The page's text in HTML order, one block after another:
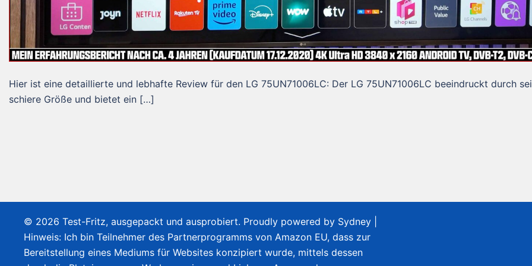
Hier ist eine detaillierte und lebhafte Review für den LG 75UN71006LC: Der LG 75UN71006LC beeindruckt durch
schiere Größe und bietet ein […]
© 2026 Test-Fritz, ausgepackt und ausprobiert. Proudly powered by Sydney
Hinweis: Ich bin Teilnehmer des Partnerprogramms von Amazon EU, dass zur
Bereitstellung eines Mediums für Websites konzipiert wurde, mittels dessen